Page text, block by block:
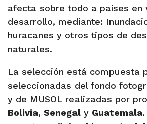
afecta sobre todo a países en
desarrollo, mediante:
huracanes y otros tipos de
naturales.
La selección está compuesta
seleccionadas del fondo
y de MUSOL realizadas por
Bolivia, Senegal y Guatemala